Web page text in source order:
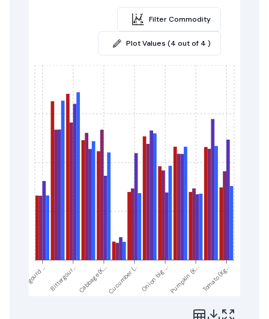
Filter Commodity
Plot Values (4 out of 4 )
Ash gourd ... Bittergour...Cabbage (K...Cucumber (... Onion big ... Pumpkin (K...Tomato (Kg...